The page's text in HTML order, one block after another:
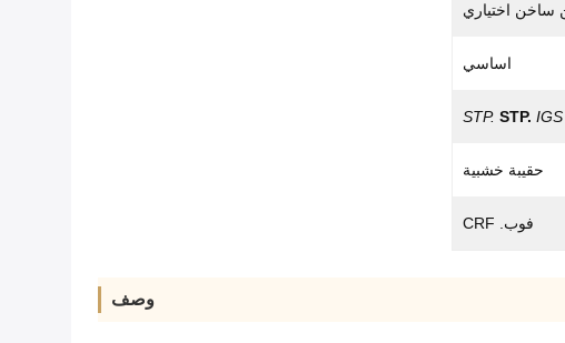
ساخن اختياري
اساسي
STP. STP. IGS
حقيبة خشبية
فوب. CRF
وصف